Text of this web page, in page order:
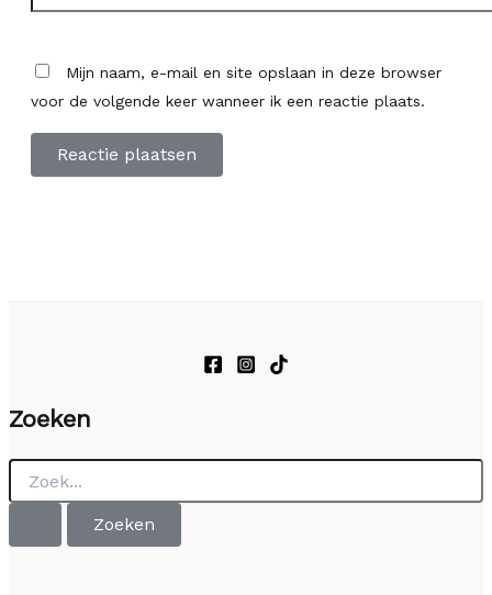
Mijn naam, e-mail en site opslaan in deze browser
voor de volgende keer wanneer ik een reactie plaats.
Zoeken
Zoek
naar: